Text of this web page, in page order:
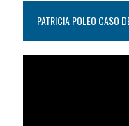
PATRICIA POLEO CASO